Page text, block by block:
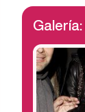
Galería: